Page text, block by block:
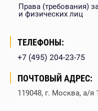
Права (требования)
и физических лиц
ТЕЛЕФОНЫ:
+7 (495) 204-23-75
ПОЧТОВЫЙ АДРЕС:
119048, г. Москва, а/я